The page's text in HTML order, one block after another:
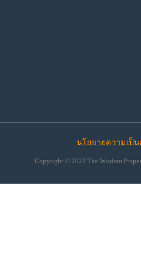
นโยบายความเป็
Copyright © 2022 The Wisdom